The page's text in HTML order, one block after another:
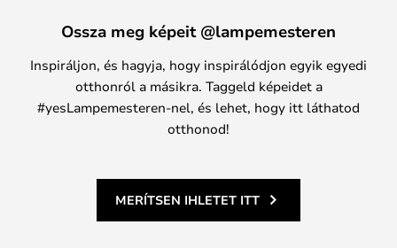
Ossza meg képeit @lampemesteren
Inspiráljon, és hagyja, hogy inspirálódjon egyik egyedi
otthonról a másikra. Taggeld képeidet a
#yesLampemesteren-nel, és lehet, hogy itt láthatod
otthonod!
MERÍTSEN IHLETET ITT